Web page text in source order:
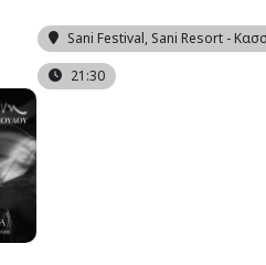
Sani Festival, Sani Resort -
21:30